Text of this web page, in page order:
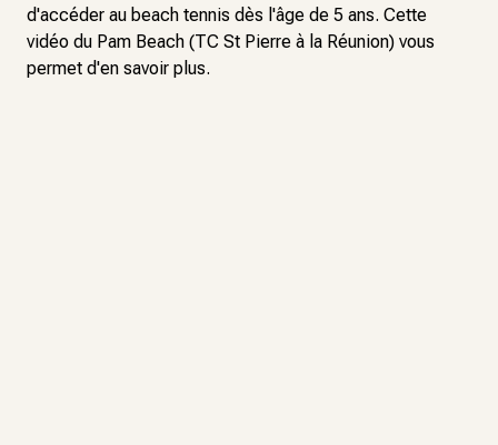
d'accéder au beach tennis dès l'âge de 5 ans. Cette
vidéo du Pam Beach (TC St Pierre à la Réunion) vous
permet d'en savoir plus.